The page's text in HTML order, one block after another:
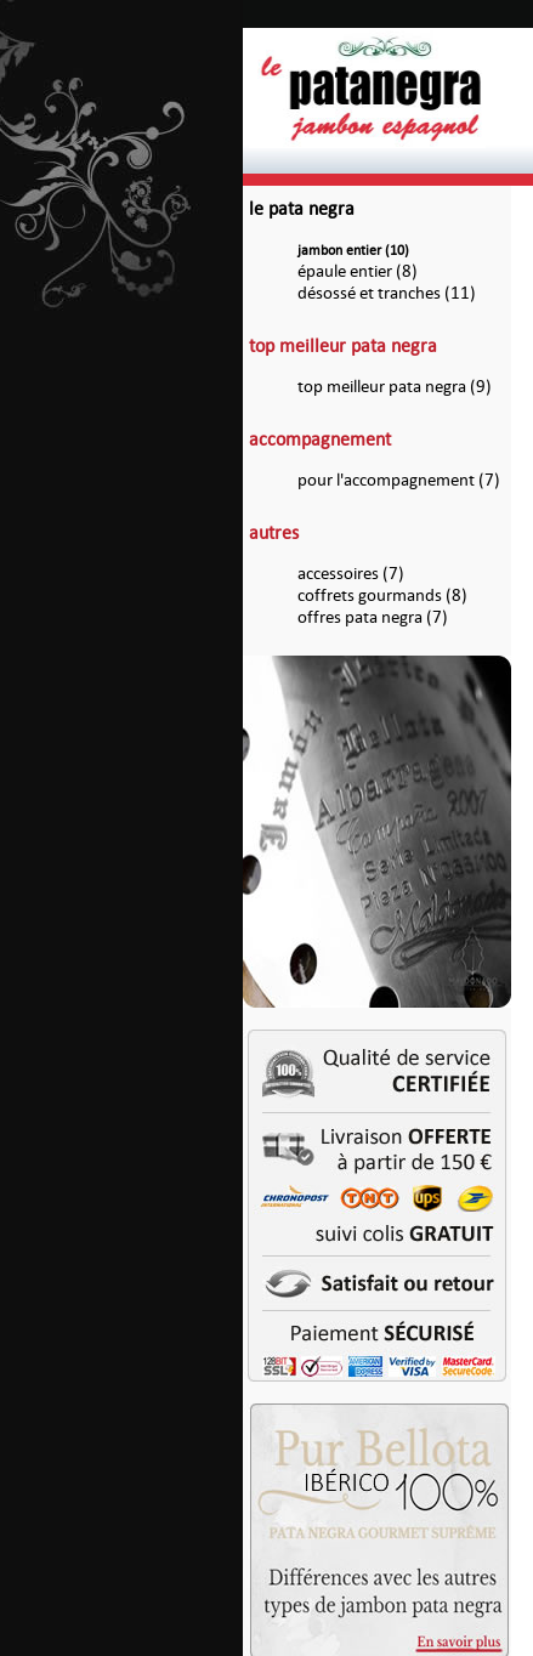
le pata negra
jambon entier (10)
épaule entier (8)
désossé et tranches (11)
top meilleur pata negra
top meilleur pata negra (9)
accompagnement
pour l'accompagnement (7)
autres
accessoires (7)
coffrets gourmands (8)
offres pata negra (7)